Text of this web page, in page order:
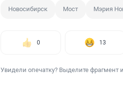
Новосибирск Мост Мэрия
0 13
Увидели опечатку? Выделите фрагмент